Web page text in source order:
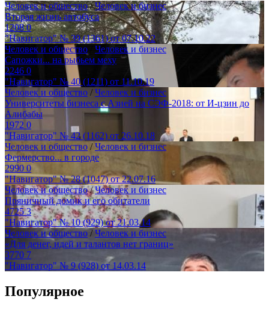
Человек и общество/Человек и бизнес
Вторая жизнь автобуса
12080
"Навигатор" № 39 (1361) от 07.10.22
Человек и общество
Человек и бизнес
Сапожки... на рыбьем меху
2246 0
"Навигатор" № 40 (1211) от 11.10.19
Человек и общество /Человек и бизнес
Университеты бизнеса с Азией на СЭФ-2018: от И-цзин до
Алибабы
1972 0
"Навигатор" № 42 (1162) от 26.10.18
Человек и общество /Человек и бизнес
Фермерство... в городе
2990 0
"Навигатор" № 28 (1047) от 22.07.16
Человек и общество/Человек и бизнес
Пряничный домик и его обитатели
47253
"Навигатор" № 10 (929) от 21.03.14
Человек и общество / Человек и бизнес
«Для денег, идей и талантов нет границ»
3770 7
"Навигатор" № 9 (928) от 14.03.14
Популярное